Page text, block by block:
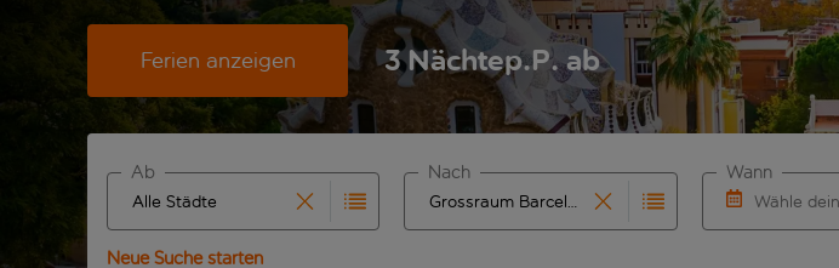
Ferien anzeigen 3 Nächtep.P. ab
Beginne mit der Eingabe für die automatische Vervollständigung. Wenn für den
Ab
Beginne mit der Eingabe für die automatische
Nach
Wähle
Wann
Neue Suche starten